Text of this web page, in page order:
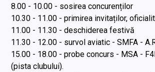
8.00 - 10.00 - sosirea concurenților
10.30 - 11.00 - primirea invitaților,
11.00 - 11.30 - deschiderea festivă
11.30 - 12.00 - survol aviatic - SMFA -
15.00 - 18.00 - probe concurs - MSA -
(pista clubului).